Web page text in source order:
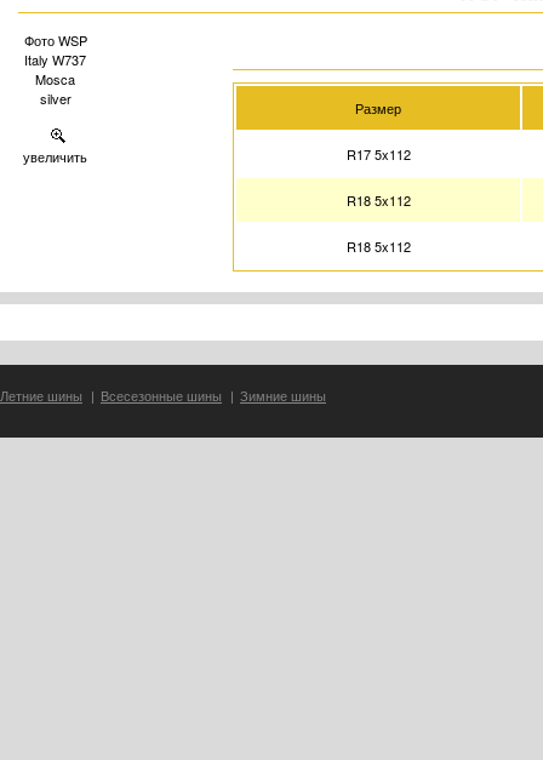
Фото WSP
Italy W737
Mosca
silver
увеличить
Размер
R17 5x112
R18 5x112
R18 5x112
Летние шины | Всесезонные шины | Зимние шины